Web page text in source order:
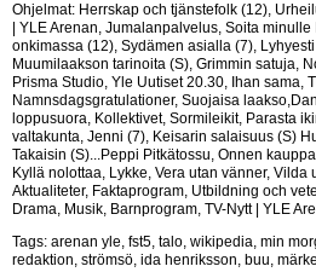
Ohjelmat: Herrskap och tjänstefolk (12),
| YLE Arenan, Jumalanpalvelus, Soita
onkimassa (12), Sydämen asialla (7),
Muumilaakson tarinoita (S), Grimmin satuja,
Prisma Studio, Yle Uutiset 20.30, Ihan sama,
Namnsdagsgratulationer, Suojaisa
loppusuora, Kollektivet, Sormileikit, Parasta
valtakunta, Jenni (7), Keisarin salaisuus (S)
Takaisin (S)...Peppi Pitkätossu, Onnen
Kyllä nolottaa, Lykke, Vera utan vänner, Vilda
Aktualiteter, Faktaprogram, Utbildning och
Drama, Musik, Barnprogram, TV-Nytt | YLE
Tags: arenan yle, fst5, talo, wikipedia, min
redaktion, strömsö, ida henriksson, buu,